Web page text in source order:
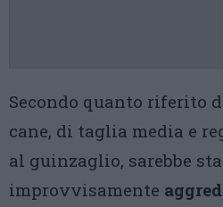
Secondo quanto riferito
cane, di taglia media e
al guinzaglio, sarebbe
improvvisamente